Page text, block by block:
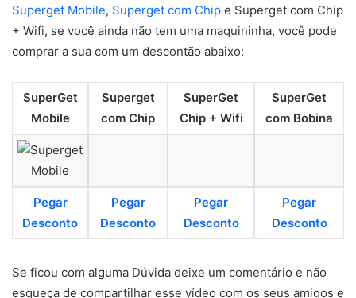
Superget Mobile, Superget com Chip e Superget com Chip
+ Wifi, se você ainda não tem uma maquininha, você pode
comprar a sua com um descontão abaixo:
SuperGet
Mobile
Superget
com Chip
SuperGet
Chip + Wifi
SuperGet
com Bobina
Pegar
Desconto
Pegar
Desconto
Pegar
Desconto
Pegar
Desconto
Se ficou com alguma Dúvida deixe um comentário e não
esqueça de compartilhar esse vídeo com os seus amigos e